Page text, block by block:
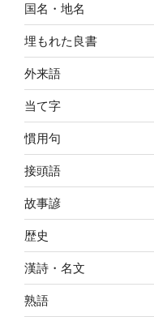
国名・地名
埋もれた良書
外来語
当て字
慣用句
接頭語
故事諺
歴史
漢詩・名文
熟語